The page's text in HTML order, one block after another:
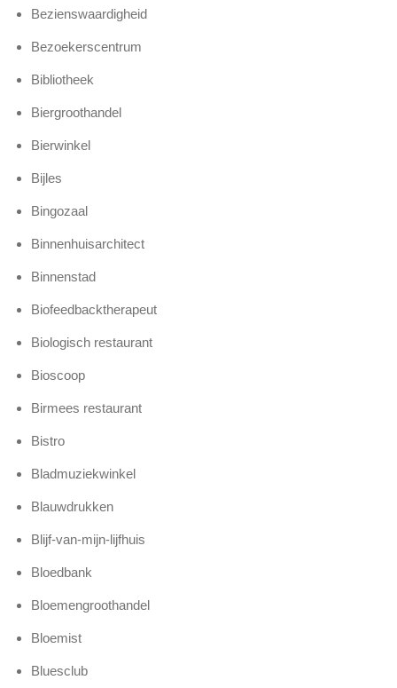
Bezienswaardigheid
Bezoekerscentrum
Bibliotheek
Biergroothandel
Bierwinkel
Bijles
Bingozaal
Binnenhuisarchitect
Binnenstad
Biofeedbacktherapeut
Biologisch restaurant
Bioscoop
Birmees restaurant
Bistro
Bladmuziekwinkel
Blauwdrukken
Blijf-van-mijn-lijfhuis
Bloedbank
Bloemengroothandel
Bloemist
Bluesclub